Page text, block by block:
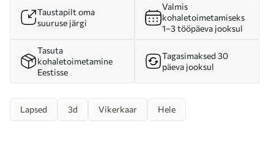
Taustapilt oma
suuruse järgi
Valmis
kohaletoimetamiseks
1–3 tööpäeva jooksul
Tasuta
kohaletoimetamine
Eestisse
Tagasimaksed 30
päeva jooksul
Lapsed 3d Vikerkaar Hele